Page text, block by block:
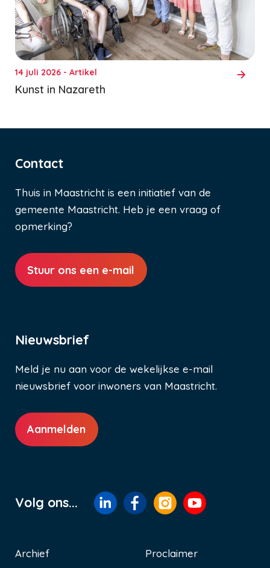
14 juli 2026 - Artikel
Kunst in Nazareth
Contact
Thuis in Maastricht is een initiatief van de
gemeente Maastricht. Heb je een vraag of
opmerking?
Stuur ons een e-mail
Nieuwsbrief
Meld je nu aan voor de wekelijkse e-mail
nieuwsbrief voor inwoners van Maastricht.
Aanmelden
Volg ons...
Archief Proclaimer